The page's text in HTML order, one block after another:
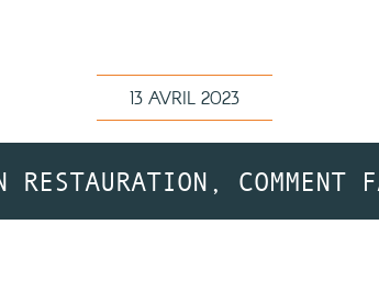
13 AVRIL 2023
RESTAURATION, COMMENT